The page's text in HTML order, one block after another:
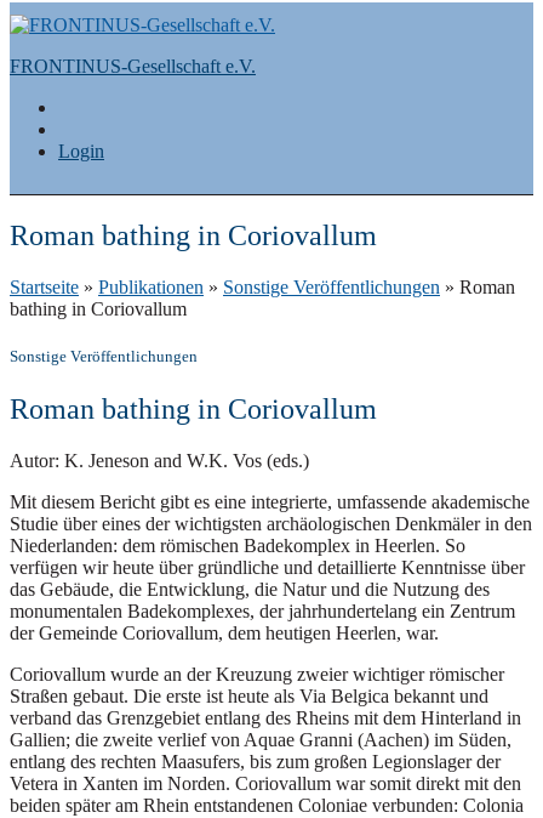
Skip
to
content
FRONTINUS-Gesellschaft e.V.
Login
Roman bathing in Coriovallum
Startseite » Publikationen » Sonstige Veröffentlichungen » Roman
bathing in Coriovallum
Sonstige Veröffentlichungen
Roman bathing in Coriovallum
Autor: K. Jeneson and W.K. Vos (eds.)
Mit diesem Bericht gibt es eine integrierte, umfassende akademische
Studie über eines der wichtigsten archäologischen Denkmäler in den
Niederlanden: dem römischen Badekomplex in Heerlen. So
verfügen wir heute über gründliche und detaillierte Kenntnisse über
das Gebäude, die Entwicklung, die Natur und die Nutzung des
monumentalen Badekomplexes, der jahrhundertelang ein Zentrum
der Gemeinde Coriovallum, dem heutigen Heerlen, war.
Coriovallum wurde an der Kreuzung zweier wichtiger römischer
Straßen gebaut. Die erste ist heute als Via Belgica bekannt und
verband das Grenzgebiet entlang des Rheins mit dem Hinterland in
Gallien; die zweite verlief von Aquae Granni (Aachen) im Süden,
entlang des rechten Maasufers, bis zum großen Legionslager der
Vetera in Xanten im Norden. Coriovallum war somit direkt mit den
beiden später am Rhein entstandenen Coloniae verbunden: Colonia